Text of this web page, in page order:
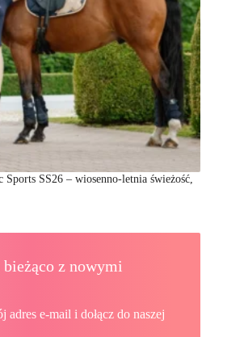
SS26 – wiosenno-letnia świeżość,
bieżąco z nowymi
adres e-mail i dołącz do naszej